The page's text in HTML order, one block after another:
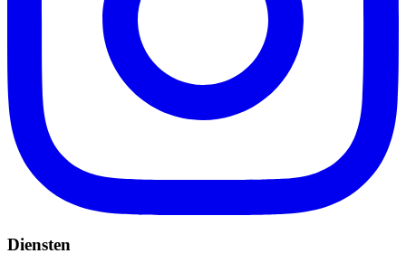
Diensten